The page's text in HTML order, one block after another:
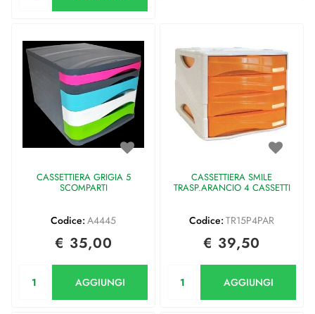
CASSETTIERA GRIGIA 5
SCOMPARTI
Codice: A4445
€ 35,00
AGGIUNGI
CASSETTIERA SMILE
TRASP.ARANCIO 4 CASSETTI
Codice: TR15P4PAR
€ 39,50
AGGIUNGI